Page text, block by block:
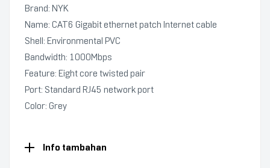
Brand: NYK
Name: CAT6 Gigabit ethernet patch Internet cable
Shell: Environmental PVC
Bandwidth: 1000Mbps
Feature: Eight core twisted pair
Port: Standard RJ45 network port
Color: Grey
Info tambahan